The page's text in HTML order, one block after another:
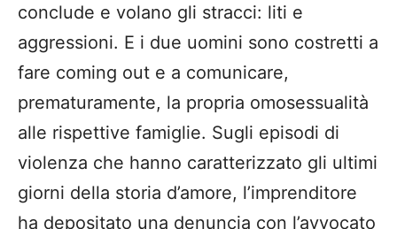
conclude e volano gli stracci: liti e
aggressioni. E i due uomini sono costretti a
fare coming out e a comunicare,
prematuramente, la propria omosessualità
alle rispettive famiglie. Sugli episodi di
violenza che hanno caratterizzato gli ultimi
giorni della storia d’amore, l’imprenditore
ha depositato una denuncia con l’avvocato